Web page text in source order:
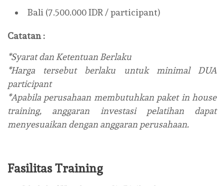
Bali (7.500.000 IDR / participant)
Catatan :
*Syarat dan Ketentuan Berlaku
*Harga tersebut berlaku untuk minimal DUA
participant
*Apabila perusahaan membutuhkan paket in house
training, anggaran investasi pelatihan dapat
menyesuaikan dengan anggaran perusahaan.
Fasilitas Training